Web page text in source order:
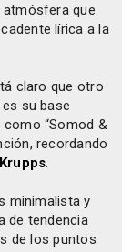
que
lírica a la
claro que otro
es su base
“Somod &
recordando
.
minimalista y
de tendencia
de los puntos